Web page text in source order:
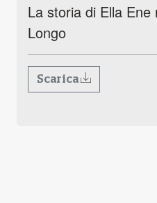
La storia di Ella
Longo
Scarica